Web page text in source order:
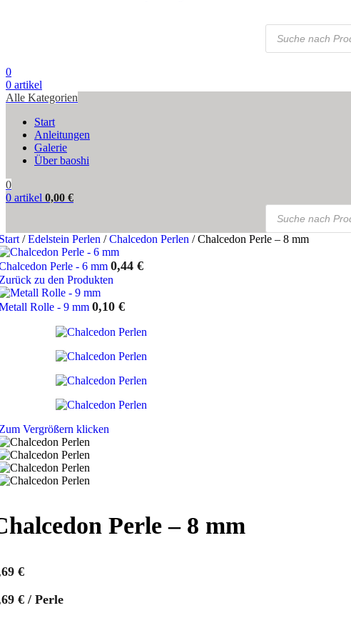
Products
search
0
0 artikel
Alle Kategorien
Start
Anleitungen
Galerie
Über baoshi
0
0 artikel 0,00 €
Products
search
/ Edelstein Perlen / Chalcedon Perlen / Chalcedon Perle – 8 mm
Perle - 6 mm 0,44 €
zu den Produkten
Rolle - 9 mm 0,10 €
Vergrößern klicken
Perle – 8 mm
€
€ / Perle